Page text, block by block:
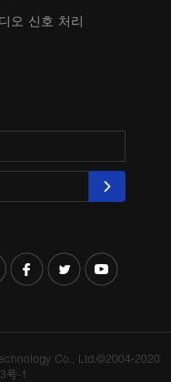
오 신호 처리
Co., Ltd.©2004-2020
号-1